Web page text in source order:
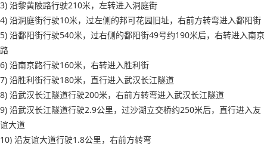
3) 沿黎黄陂路行驶210米，左转进入洞庭街
4) 沿洞庭街行驶10米，过左侧的邦可花园旧址，右前方转弯进入鄱阳街
5) 沿鄱阳街行驶540米，过右侧的鄱阳街49号约190米后，右转进入南京
路
6) 沿南京路行驶160米，右转进入胜利街
7) 沿胜利街行驶180米，直行进入武汉长江隧道
8) 沿武汉长江隧道行驶200米，右前方转弯进入武汉长江隧道
9) 沿武汉长江隧道行驶2.9公里，过沙湖立交桥约250米后，直行进入友
谊大道
10) 沿友谊大道行驶1.8公里，右前方转弯